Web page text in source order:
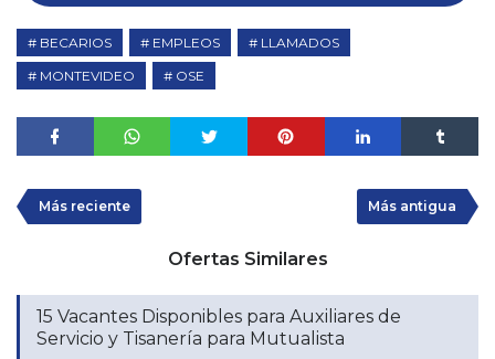
BECARIOS EMPLEOS
LLAMADOS
MONTEVIDEO
OSE
Más reciente Más antigua
Ofertas Similares
15 Vacantes Disponibles para Auxiliares de
Servicio y Tisanería para Mutualista